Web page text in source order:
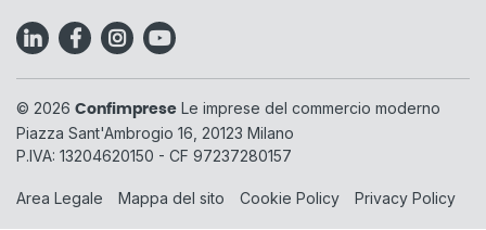
© 2026 Confimprese Le imprese del commercio moderno
Piazza Sant'Ambrogio 16, 20123 Milano
P.IVA: 13204620150 - CF 97237280157
Area Legale Mappa del sito Cookie Policy Privacy Policy